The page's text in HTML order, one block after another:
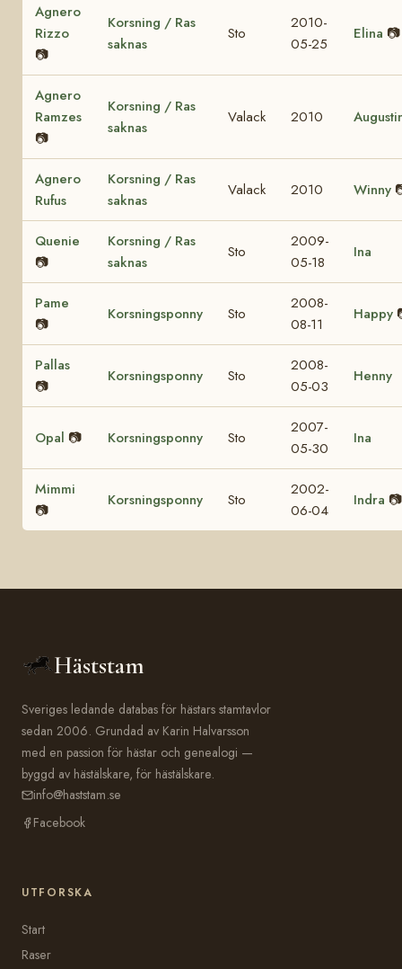
Agnero
Rizzo
📷
Korsning / Ras
saknas
Sto
2010-
05-25
Elina 📷
Agnero
Ramzes
📷
Korsning / Ras
saknas
Valack 2010
Agnero
Rufus
Korsning / Ras
saknas
Valack 2010 Winny
Quenie
📷
Korsning / Ras
saknas
Sto
2009-
05-18
Ina
Pame
📷
Korsningsponny Sto
2008-
08-11
Happy
Pallas
📷
Korsningsponny Sto
2008-
05-03
Henny
Opal 📷 Korsningsponny Sto
2007-
05-30
Ina
Mimmi
📷
Korsningsponny Sto
2002-
06-04
Indra 📷
Häststam
Sveriges ledande databas för hästars stamtavlor
sedan 2006. Grundad av Karin Halvarsson
med en passion för hästar och genealogi —
byggd av hästälskare, för hästälskare.
info@haststam.se
Facebook
UTFORSKA
Start
Raser